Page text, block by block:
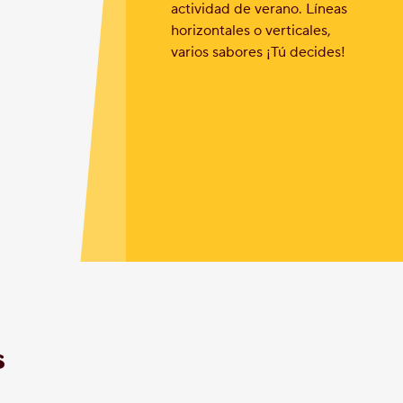
actividad de verano. Líneas
horizontales o verticales,
varios sabores ¡Tú decides!